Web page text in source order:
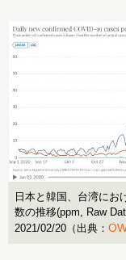
日本と韓国、台湾にお
数の推移(ppm, Raw
2021/02/20（出典：